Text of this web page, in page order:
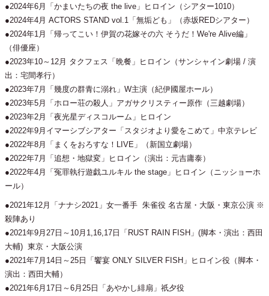
●2024年6月「かまいたちの夜 the live」ヒロイン（シアター1010）
●2024年4月 ACTORS STAND vol.1「無垢ども」（赤坂REDシアター）
●2024年1月「帰ってこい！伊賀の花嫁その六 そうだ！We're Alive編」
（俳優座）
●2023年10～12月 タクフェス「晩餐」ヒロイン（サンシャイン劇場 / 演
出：宅間孝行）
●2023年7月「幾度の群青に溺れ」W主演（紀伊國屋ホール）
●2023年5月「ホロー荘の殺人」アガサクリスティー原作（三越劇場）
●2023年2月「夜光星ディスコルーム」ヒロイン
●2022年9月イマーシブシアター「スタジオより愛をこめて」中京テレビ
●2022年8月「まくをおろすな！LIVE」（新国立劇場）
●2022年7月「追想・地獄変」ヒロイン（演出：元吉庸泰）
●2022年4月「冤罪執行遊戯ユルキル the stage」ヒロイン（ニッショーホ
ール）
●2021年12月「ナナシ2021」女一番手 朱雀役 名古屋・大阪・東京公演 ※
殺陣あり
●2021年9月27日～10月1,16,17日「RUST RAIN FISH」(脚本・演出：西田
大輔) 東京・大阪公演
●2021年7月14日～25日「饗宴 ONLY SILVER FISH」ヒロイン役（脚本・
演出：西田大輔）
●2021年6月17日～6月25日「あやかし緋扇」祇夕役